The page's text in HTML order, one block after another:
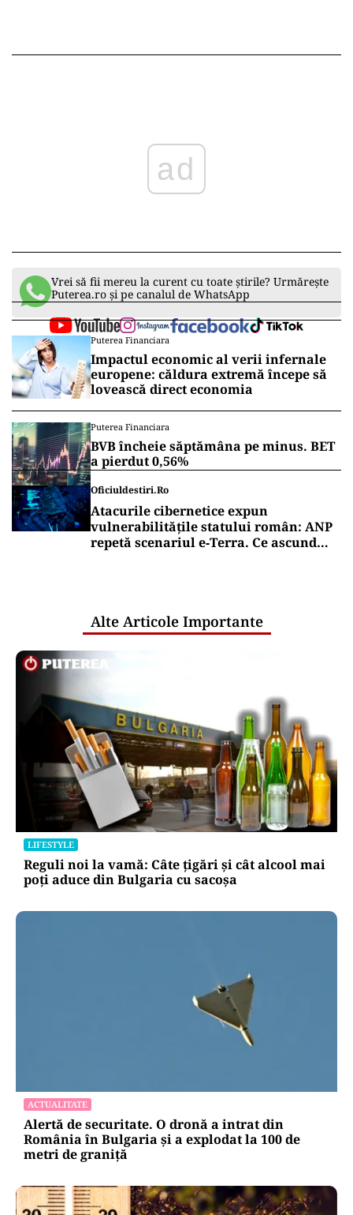
ad
Vrei să fii mereu la curent cu toate știrile? Urmărește
Puterea.ro și pe canalul de WhatsApp
Puterea Financiara
Impactul economic al verii infernale
europene: căldura extremă începe să
lovească direct economia
Puterea Financiara
BVB încheie săptămâna pe minus. BET
a pierdut 0,56%
Oficiuldestiri.ro
Atacurile cibernetice expun
vulnerabilitățile statului român: ANP
repetă scenariul e‑Terra. Ce ascund
Alte Articole Importante
LIFESTYLE
Reguli noi la vamă: Câte țigări și cât alcool mai
poți aduce din Bulgaria cu sacoșa
ACTUALITATE
Alertă de securitate. O dronă a intrat din
România în Bulgaria şi a explodat la 100 de
metri de graniţă